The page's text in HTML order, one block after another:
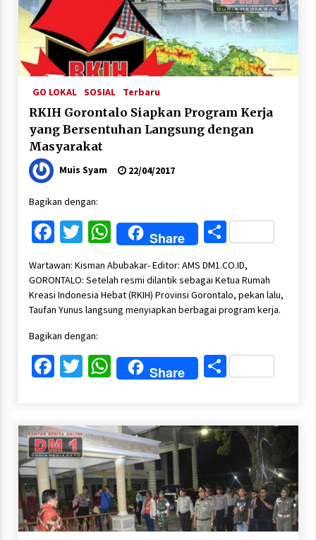
GO LOKAL SOSIAL Terbaru
RKIH Gorontalo Siapkan Program Kerja
yang Bersentuhan Langsung dengan
Masyarakat
Muis Syam 22/04/2017
Bagikan dengan:
Facebook
Twitter
WhatsApp
Share Share
Wartawan: Kisman Abubakar- Editor: AMS DM1.CO.ID,
GORONTALO: Setelah resmi dilantik sebagai Ketua Rumah
Kreasi Indonesia Hebat (RKIH) Provinsi Gorontalo, pekan lalu,
Taufan Yunus langsung menyiapkan berbagai program kerja.
Bagikan dengan:
Facebook
Twitter
WhatsApp
Share Share